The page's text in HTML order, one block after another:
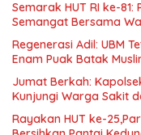
Semarak HUT RI ke-
Semangat Bersama
Regenerasi Adil: UBM
Enam Puak Batak
Jumat Berkah:
Kunjungi Warga Sakit
Rayakan HUT ke-